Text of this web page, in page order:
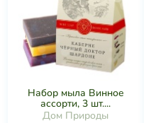
Набор мыла Винное
ассорти, 3 шт....
Дом Природы